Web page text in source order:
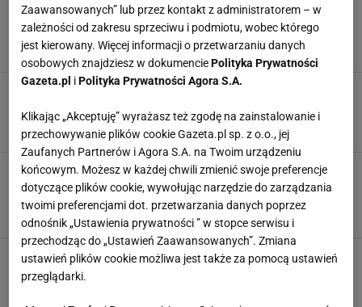
Kristen Bell wraca do treningów, nie jest łatwo!
Aktorka ma jednak dobry powód do motywacji
MATERIAŁ PROMOCYJNY PR
Kate Hudson robi codziennie te ćwiczenia.
MATERIAŁ PROMOCYJNY PR
Ewa Chodakowska o przyczynach epidemii
otyłości. Geny to tylko 16%. Skończyły się
wymówki
MATERIAŁ PROMOCYJNY PR
Deynn o trudnych powrotach na siłownię. "Nie
Zaawansowanych” lub przez kontakt z administratorem – w
zależności od zakresu sprzeciwu i podmiotu, wobec którego
jest kierowany. Więcej informacji o przetwarzaniu danych
osobowych znajdziesz w dokumenciePolityka Prywatności
Gazeta.pl iPolityka Prywatności Agora S.A.
Klikając „Akceptuję” wyrażasz też zgodę na zainstalowanie i
przechowywanie plików cookie Gazeta.pl sp. z o.o., jej
Zaufanych Partnerów i Agora S.A. na Twoim urządzeniu
końcowym. Możesz w każdej chwili zmienić swoje preferencje
dotyczące plików cookie, wywołując narzędzie do zarządzania
twoimi preferencjami dot. przetwarzania danych poprzez
odnośnik „Ustawienia prywatności ” w stopce serwisu i
przechodząc do „Ustawień Zaawansowanych”. Zmiana
ustawień plików cookie możliwa jest także za pomocą ustawień
przeglądarki.